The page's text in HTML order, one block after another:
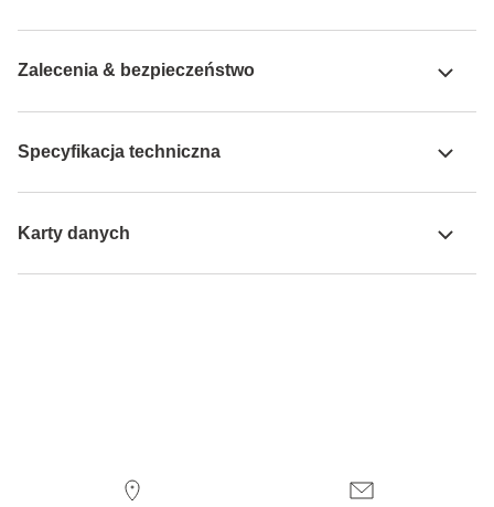
Zalecenia & bezpieczeństwo
Specyfikacja techniczna
Karty danych